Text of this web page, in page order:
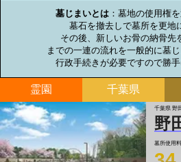
墓じまいとは ：墓地の使用権
墓石を撤去しで墓所を更地
その後、新しいお骨の納骨先
までの一連の流れを一般的に墓じ
行政手続きが必要ですので勝手
霊園 千葉県
千葉県 野
野
墓所使用料